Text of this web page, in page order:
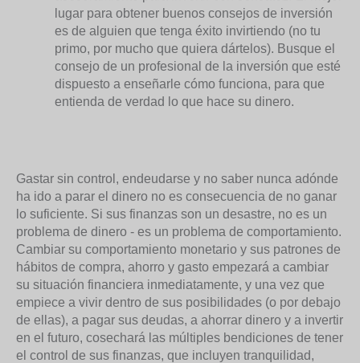
lugar para obtener buenos consejos de inversión
es de alguien que tenga éxito invirtiendo (no tu
primo, por mucho que quiera dártelos). Busque el
consejo de un profesional de la inversión que esté
dispuesto a enseñarle cómo funciona, para que
entienda de verdad lo que hace su dinero.
Gastar sin control, endeudarse y no saber nunca adónde
ha ido a parar el dinero no es consecuencia de no ganar
lo suficiente. Si sus finanzas son un desastre, no es un
problema de dinero - es un problema de comportamiento.
Cambiar su comportamiento monetario y sus patrones de
hábitos de compra, ahorro y gasto empezará a cambiar
su situación financiera inmediatamente, y una vez que
empiece a vivir dentro de sus posibilidades (o por debajo
de ellas), a pagar sus deudas, a ahorrar dinero y a invertir
en el futuro, cosechará las múltiples bendiciones de tener
el control de sus finanzas, que incluyen tranquilidad,